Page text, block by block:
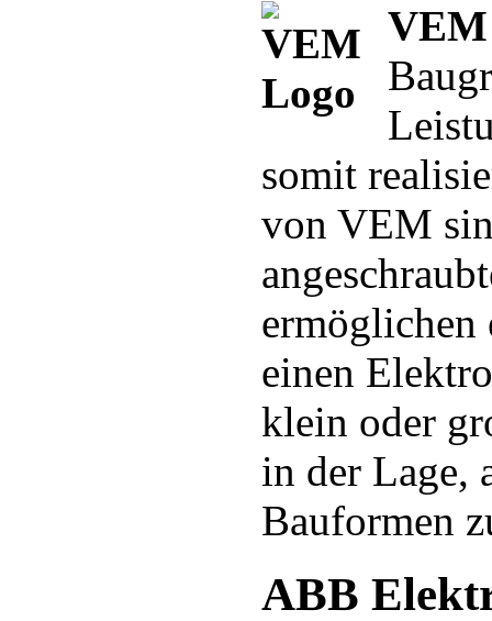
somit
von VEM
einen
klein oder
in der Lage,
Bauformen
ABB